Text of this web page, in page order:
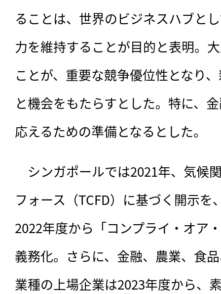
ることは、世界のビジネスハブと
力を維持することが目的と表明。
ことが、重要な競争優位性となり
と機会をもたらすとした。特に、
応えるための準備となるとした。
シンガポールでは2021年、気候
フォース（TCFD）に基づく開示を
2022年度から「コンプライ・オア
義務化。さらに、金融、農業、食
業種の上場企業は2023年度から、